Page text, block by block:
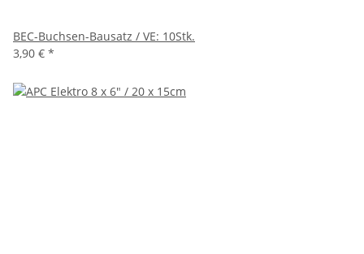
BEC-Buchsen-Bausatz / VE: 10Stk.
3,90 € *